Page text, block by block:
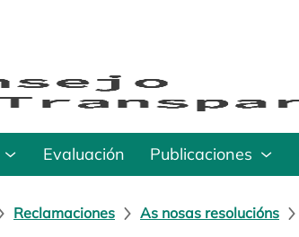
Evaluación Publicaciones
Reclamaciones As nosas resolucións